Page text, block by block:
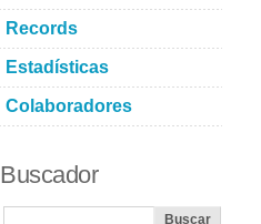
Records
Estadísticas
Colaboradores
Buscador